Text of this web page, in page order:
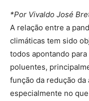
*Por Vivaldo José
A relação entre a
climáticas tem sido
todos apontando
poluentes,
função da redução
especialmente no